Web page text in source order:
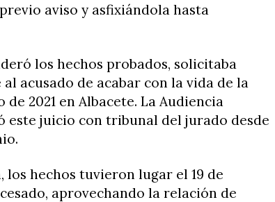
aviso y asfixiándola hasta
los hechos probados, solicitaba
acusado de acabar con la vida de la
2021 en Albacete. La Audiencia
este juicio con tribunal del jurado desde
los hechos tuvieron lugar el 19 de
aprovechando la relación de